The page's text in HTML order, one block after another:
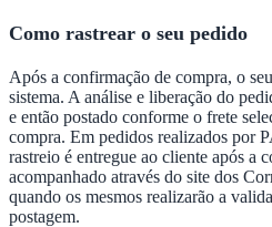
Como rastrear o seu pedido
Após a confirmação de compra, o
sistema. A análise e liberação do
e então postado conforme o frete
compra. Em pedidos realizados por
rastreio é entregue ao cliente após a
acompanhado através do site dos
quando os mesmos realizarão a
postagem.